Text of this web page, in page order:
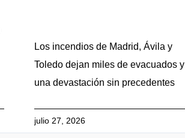
Los incendios de Madrid, Ávila y
Toledo dejan miles de evacuados y
una devastación sin precedentes
julio 27, 2026